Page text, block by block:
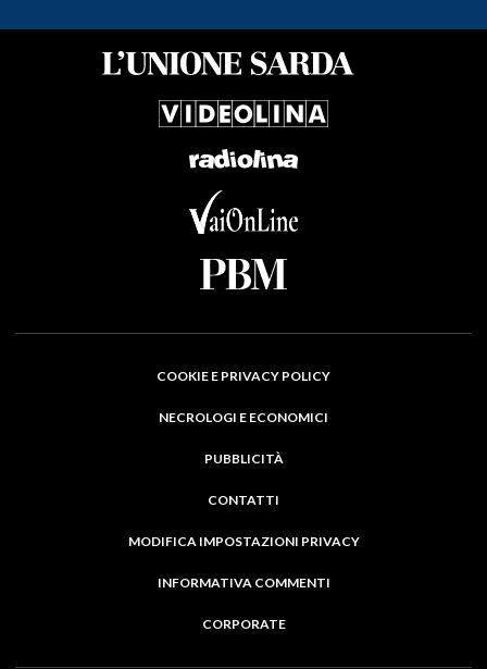
COOKIE E PRIVACY POLICY
NECROLOGI E ECONOMICI
PUBBLICITÀ
CONTATTI
MODIFICA IMPOSTAZIONI PRIVACY
INFORMATIVA COMMENTI
CORPORATE